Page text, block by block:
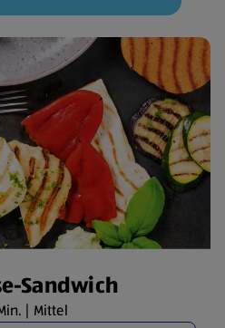
Sandwich
| Mittel